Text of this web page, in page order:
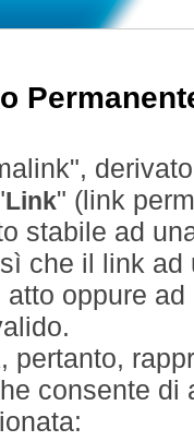
Link" (link
stabile ad
che il link
oppure
pertanto,
consente